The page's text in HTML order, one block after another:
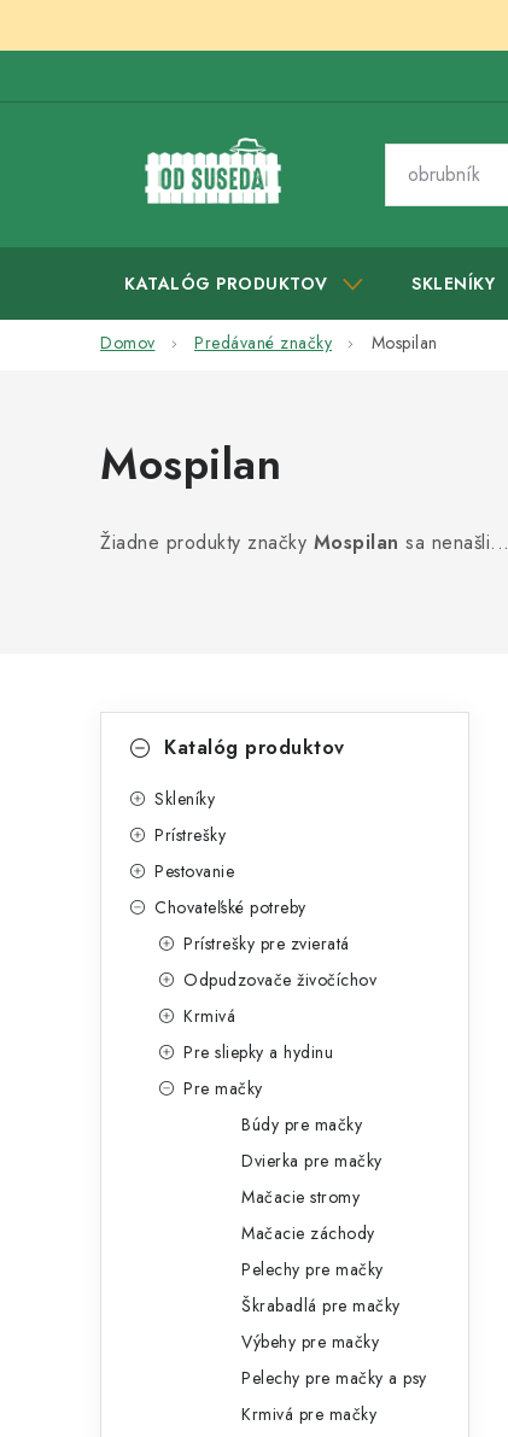
KATALÓG PRODUKTOV SKLENÍKY
Domov Predávané značky Mospilan
Mospilan
Žiadne produkty značky Mospilan sa nenašli...
kategórieKatalóg produktov
Skleníky
Prístrešky
Pestovanie
Chovateľské potreby
Prístrešky pre zvieratá
Odpudzovače živočíchov
Krmivá
Pre sliepky a hydinu
Pre mačky
Búdy pre mačky
Dvierka pre mačky
Mačacie stromy
Mačacie záchody
Pelechy pre mačky
Škrabadlá pre mačky
Výbehy pre mačky
Pelechy pre mačky a psy
Krmivá pre mačky